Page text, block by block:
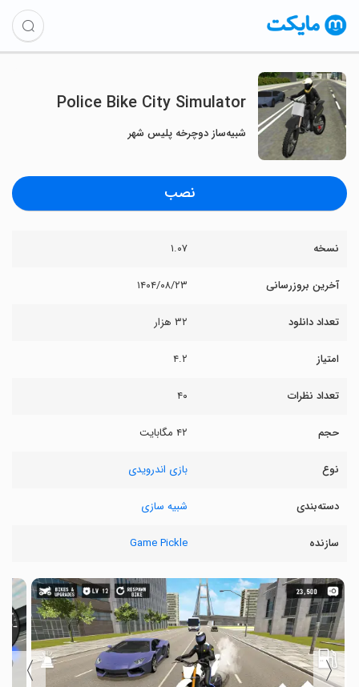
Police Bike City Simulator
شبیه‌ساز دوچرخه پلیس شهر
نصب
نسخه ۱.۰۷
آخرین بروزرسانی ۱۴۰۴/۰۸/۲۳
تعداد دانلود ۳۲ هزار
امتیاز ۴.۲
تعداد نظرات ۴۰
حجم ۴۲ مگابایت
نوع بازی اندرویدی
دسته‌بندی شبیه سازی
سازنده Game Pickle
〈
〉